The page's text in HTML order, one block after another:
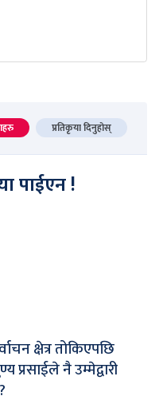
प्रतिकृया दिनुहोस्
पाईएन !
क्षेत्र तोकिएपछि
प्रसाईले नै उम्मेद्वारी